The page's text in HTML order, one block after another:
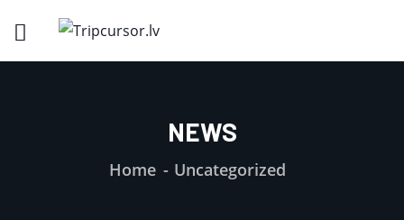
NEWS
Home Uncategorized